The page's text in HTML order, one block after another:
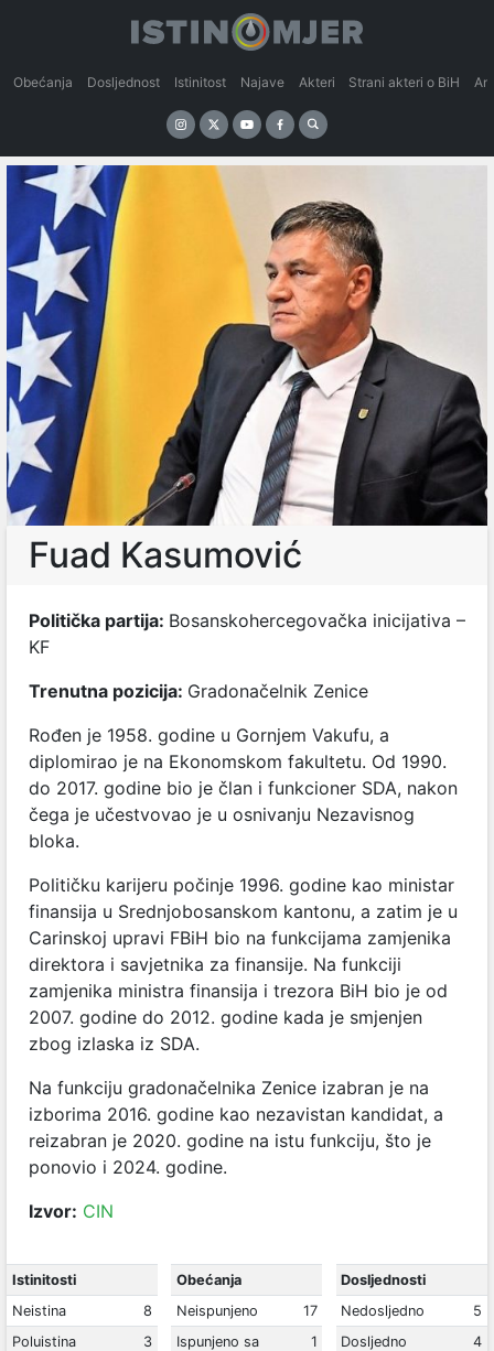
Obećanja Dosljednost Istinitost Najave Akteri Strani akteri o BiH
Fuad Kasumović
Politička partija: Bosanskohercegovačka inicijativa –
KF
Trenutna pozicija: Gradonačelnik Zenice
Rođen je 1958. godine u Gornjem Vakufu, a
diplomirao je na Ekonomskom fakultetu. Od 1990.
do 2017. godine bio je član i funkcioner SDA, nakon
čega je učestvovao je u osnivanju Nezavisnog
bloka.
Političku karijeru počinje 1996. godine kao ministar
finansija u Srednjobosanskom kantonu, a zatim je u
Carinskoj upravi FBiH bio na funkcijama zamjenika
direktora i savjetnika za finansije. Na funkciji
zamjenika ministra finansija i trezora BiH bio je od
2007. godine do 2012. godine kada je smjenjen
zbog izlaska iz SDA.
Na funkciju gradonačelnika Zenice izabran je na
izborima 2016. godine kao nezavistan kandidat, a
reizabran je 2020. godine na istu funkciju, što je
ponovio i 2024. godine.
Izvor: CIN
Istinitosti
Neistina
8
Poluistina
3
Obećanja
Neispunjeno
17
Ispunjeno sa
1
Dosljednosti
Nedosljedno
5
Dosljedno
4